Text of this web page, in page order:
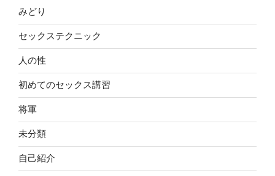
みどり
セックステクニック
人の性
初めてのセックス講習
将軍
未分類
自己紹介